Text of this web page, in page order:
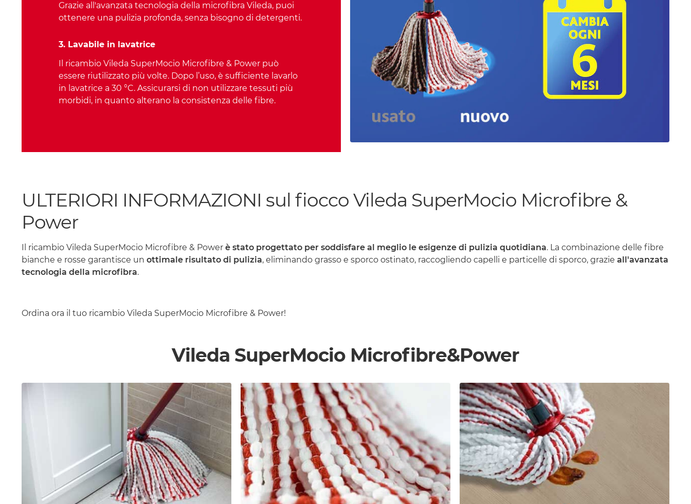
Grazie all'avanzata tecnologia della microfibra Vileda, puoi
ottenere una pulizia profonda, senza bisogno di detergenti.
3. Lavabile in lavatrice
Il ricambio Vileda SuperMocio Microfibre & Power può
essere riutilizzato più volte. Dopo l’uso, è sufficiente lavarlo
in lavatrice a 30 °C. Assicurarsi di non utilizzare tessuti più
morbidi, in quanto alterano la consistenza delle fibre.
ULTERIORI INFORMAZIONI sul fiocco Vileda SuperMocio Microfibre &
Power
Il ricambio Vileda SuperMocio Microfibre & Power è stato progettato per soddisfare al meglio le esigenze di pulizia quotidiana. La combinazione delle fibre
bianche e rosse garantisce un ottimale risultato di pulizia, eliminando grasso e sporco ostinato, raccogliendo capelli e particelle di sporco, grazie all'avanzata
tecnologia della microfibra.
Ordina ora il tuo ricambio Vileda SuperMocio Microfibre & Power!
Vileda SuperMocio Microfibre&Power